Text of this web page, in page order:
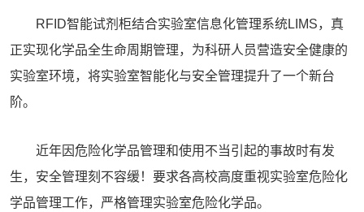
RFID智能试剂柜结合实验室信息化管理系统LIMS，真
正实现化学品全生命周期管理，为科研人员营造安全健康的
实验室环境，将实验室智能化与安全管理提升了一个新台
阶。
近年因危险化学品管理和使用不当引起的事故时有发
生，安全管理刻不容缓！要求各高校高度重视实验室危险化
学品管理工作，严格管理实验室危险化学品。